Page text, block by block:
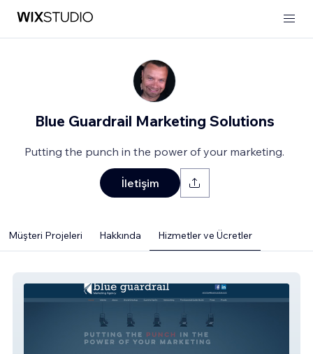
Blue Guardrail Marketing Solutions
Putting the punch in the power of your marketing.
İletişim
Müşteri Projeleri Hakkında Hizmetler ve Ücretler